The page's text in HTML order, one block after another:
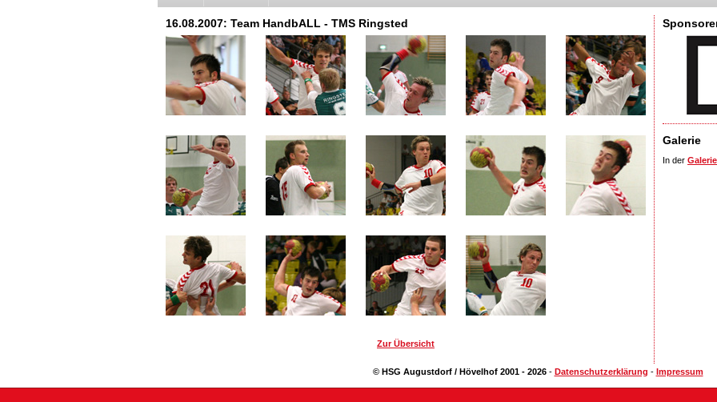
16.08.2007: Team HandbALL - TMS Ringsted
Zur Übersicht
Galerie
In der Galerie
© HSG Augustdorf / Hövelhof 2001 - 2026- Datenschutzerklärung - Impressum